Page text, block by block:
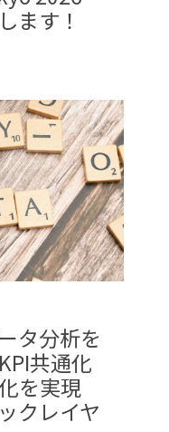
ます！
タ分析を
共通化
を実現
クレイヤ